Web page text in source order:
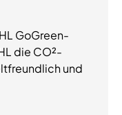
GoGreen-
die CO²-
und